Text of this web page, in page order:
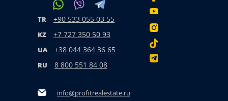
TR +90 533 055 03 55
KZ +7 727 350 50 93
UA +38 044 364 36 65
RU 8 800 551 84 08
info@profitrealestate.ru